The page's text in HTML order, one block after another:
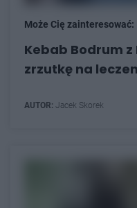
Może Cię zainteresować:
Kebab Bodrum
zrzutkę na
AUTOR: Jacek Skorek